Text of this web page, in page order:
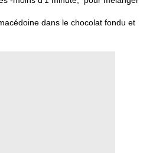
dans le chocolat fondu et